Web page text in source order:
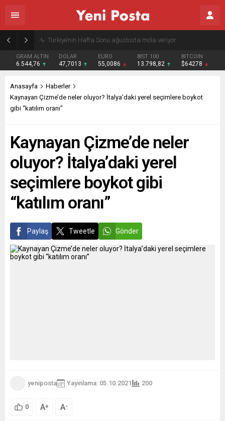
Gazze’nin geleceği: Teknokratik kontrol mü, kolonializm mi?
GRAM ALTIN
6.544,76
DOLAR
47,7013
EURO
55,0086
BIST 100
13.798,82
BITCOIN
$64278
Anasayfa
Haberler
Kaynayan Çizme’de neler oluyor? İtalya’daki yerel seçimlere boykot
gibi “katılım oranı”
Kaynayan Çizme’de neler
oluyor? İtalya’daki yerel
seçimlere boykot gibi
“katılım oranı”
Paylaş Tweetle Gönder
yeniposta Yayınlama: 05.10.2021 200
0 A+ A-